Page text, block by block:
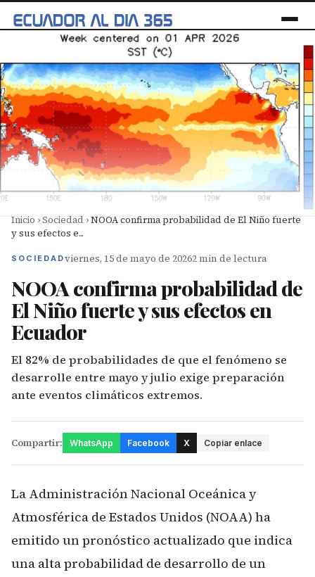
Inicio ›Sociedad ›NOOA confirma probabilidad de El Niño fuerte
y sus efectos e...
SOCIEDADviernes, 15 de mayo de 20262 min de lectura
NOOA confirma probabilidad de
El Niño fuerte y sus efectos en
Ecuador
El 82% de probabilidades de que el fenómeno se
desarrolle entre mayo y julio exige preparación
ante eventos climáticos extremos.
Compartir: WhatsApp Facebook X Copiar enlace
La Administración Nacional Oceánica y
Atmosférica de Estados Unidos (NOAA) ha
emitido un pronóstico actualizado que indica
una alta probabilidad de desarrollo de un